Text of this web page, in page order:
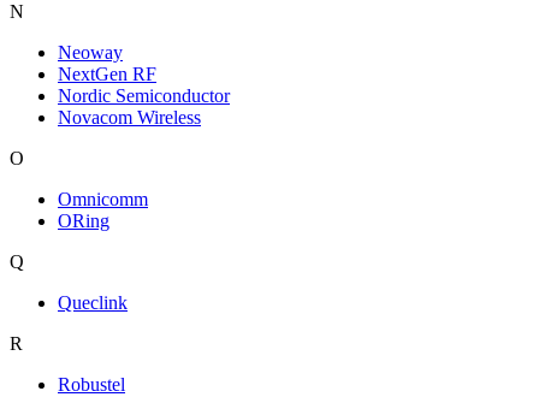
N
Neoway
NextGen RF
Nordic Semiconductor
Novacom Wireless
O
Omnicomm
ORing
Q
Queclink
R
Robustel